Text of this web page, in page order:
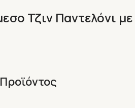
Τζιν Παντελόνι με